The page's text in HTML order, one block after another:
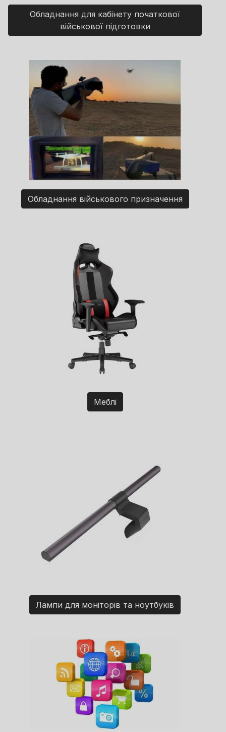
Обладнання для кабінету початкової
військової підготовки
Обладнання військового призначення
Меблі
Лампи для моніторів та ноутбуків